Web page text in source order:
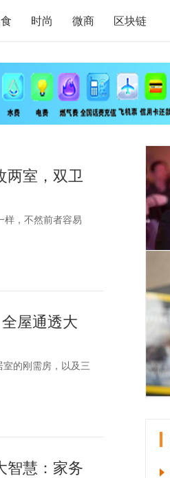
时尚 微商 区块链
两室，双卫
样，不然前者容易
屋通透大
的刚需房，以及三
智慧：家务